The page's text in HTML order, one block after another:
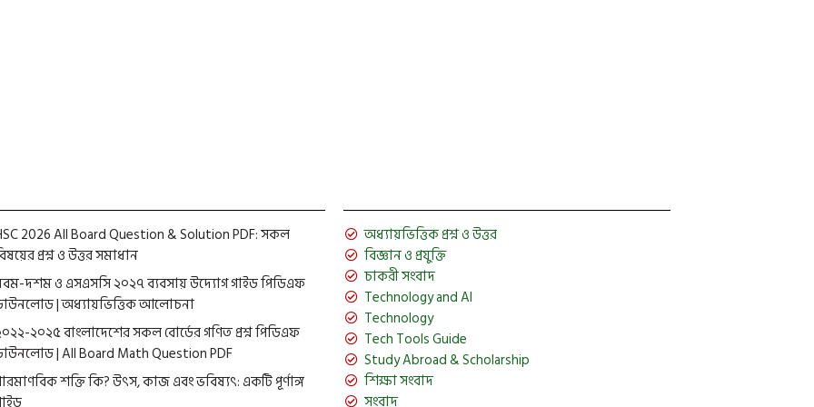
2026 All Board Question & Solution PDF: সকল
প্রশ্ন ও উত্তর সমাধান
দশম ও এসএসসি ২০২৭ ব্যবসায় উদ্যোগ গাইড পিডিএফ
| অধ্যায়ভিত্তিক আলোচনা
২০২৫ বাংলাদেশের সকল বোর্ডের গণিত প্রশ্ন পিডিএফ
| All Board Math Question PDF
শক্তি কি? উৎস, কাজ এবং ভবিষ্যৎ: একটি পূর্ণাঙ্গ
অধ্যায়ভিত্তিক প্রশ্ন ও উত্তর
বিজ্ঞান ও প্রযুক্তি
চাকরী সংবাদ
Technology and AI
Technology
Tech Tools Guide
Study Abroad & Scholarship
শিক্ষা সংবাদ
সংবাদ